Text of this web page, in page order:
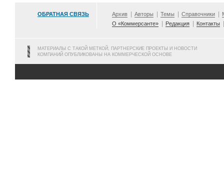
ОБРАТНАЯ СВЯЗЬ Архив Авторы Темы Справочники
О «Коммерсанте»
Редакция Контакты
МАТЕРИАЛЫ С ТАКОЙ МЕТКОЙ, ПАРТНЕРСКИЕ ПРОЕКТЫ И НОВОСТИ
КОМПАНИЙ ОПУБЛИКОВАНЫ НА КОММЕРЧЕСКОЙ ОСНОВЕ